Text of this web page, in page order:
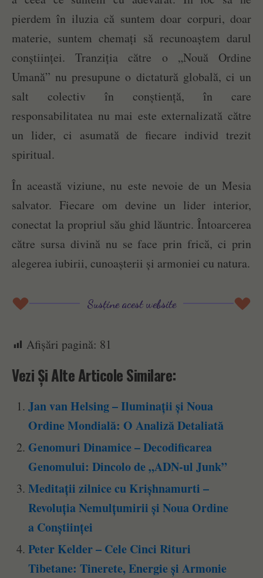
pierdem în iluzia că suntem doar corpuri, doar
materie, suntem chemați să recunoaștem darul
conștiinței. Tranziția către o „Nouă Ordine
Umană” nu presupune o dictatură globală, ci un
salt colectiv în conștiență, în care
responsabilitatea nu mai este externalizată către
un lider, ci asumată de fiecare individ trezit
spiritual.
În această viziune, nu este nevoie de un Mesia
salvator. Fiecare om devine un lider interior,
conectat la propriul său ghid lăuntric. Întoarcerea
către sursa divină nu se face prin frică, ci prin
alegerea iubirii, cunoașterii și armoniei cu natura.
Susține acest website
Afișări pagină: 81
Vezi Și Alte Articole Similare:
Jan van Helsing – Iluminații și Noua
Ordine Mondială: O Analiză Detaliată
Genomuri Dinamice – Decodificarea
Genomului: Dincolo de „ADN-ul Junk”
Meditații zilnice cu Krișhnamurti –
Revoluția Nemulțumirii și Noua Ordine
a Conștiinței
Peter Kelder – Cele Cinci Rituri
Tibetane: Tinerete, Energie și Armonie